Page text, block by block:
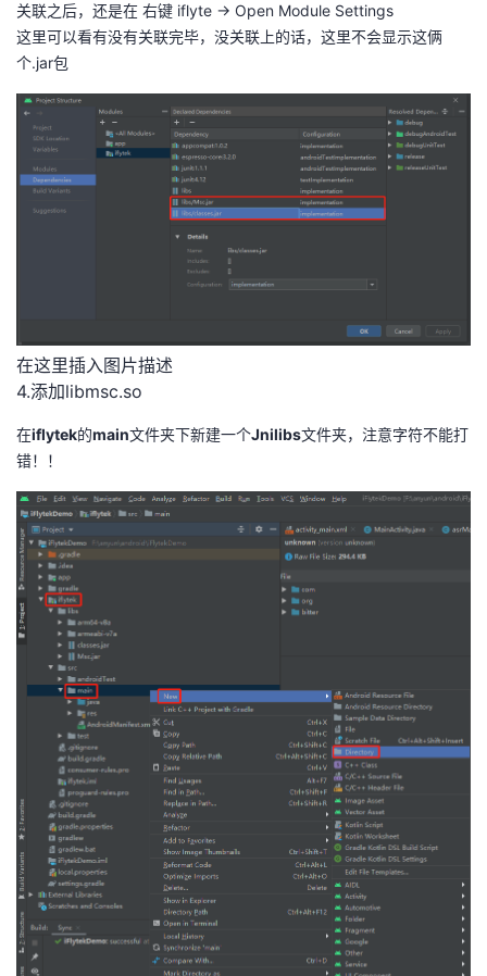
关联之后，还是在 右键 iflyte -> Open Module Settings
这里可以看有没有关联完毕，没关联上的话，这里不会显示这俩
个.jar包
在这里插入图片描述
4.添加libmsc.so
在iflytek的main文件夹下新建一个Jnilibs文件夹，注意字符不能打
错！！